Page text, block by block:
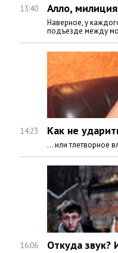
13:40 Алло,
Наверное, у
подъезде между
14:23 Как не
… или тлетворное
16:06 Откуда звук?